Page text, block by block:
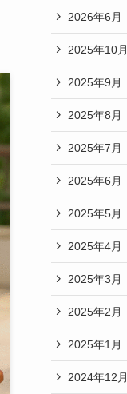
2026年6月
2025年10月
2025年9月
2025年8月
2025年7月
2025年6月
2025年5月
2025年4月
2025年3月
2025年2月
2025年1月
2024年12月